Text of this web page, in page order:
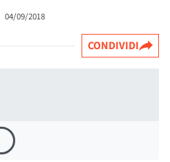
04/09/2018
CONDIVIDI